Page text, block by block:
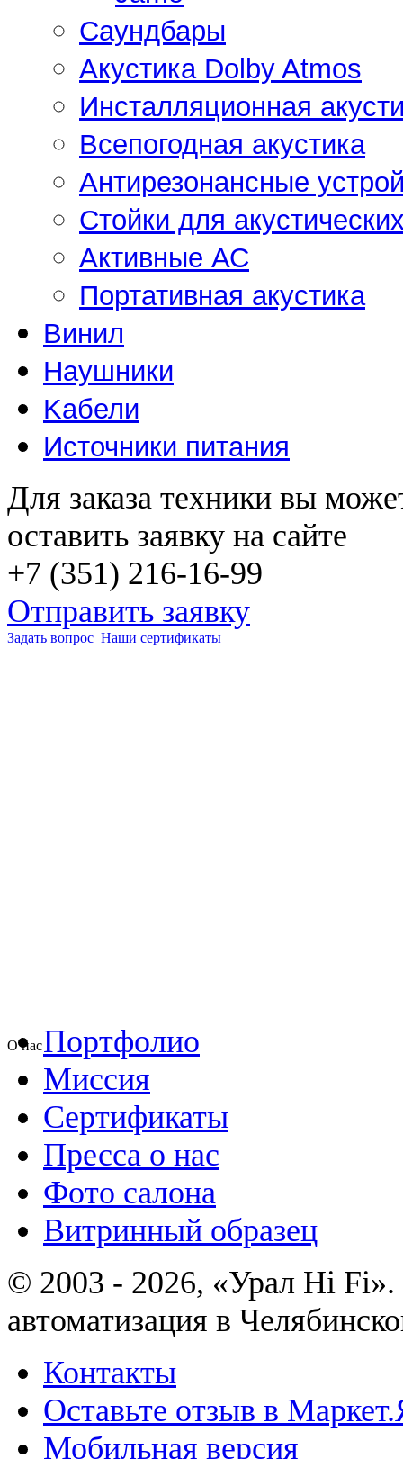
Саундбары
Акустика Dolby Atmos
Инсталляционная
Всепогодная акустика
Антирезонансные
Стойки для
Активные АС
Портативная акустика
Винил
Наушники
Kабели
Источники питания
Для заказа техники вы
оставить заявку на сайте
+7 (351) 216-16-99
Отправить заявку
Задать вопрос Наши сертификаты
О насПортфолио
Миссия
Сертификаты
Пресса о нас
Фото салона
Витринный образец
© 2003 - 2026, «Урал Hi
автоматизация в
Контакты
Оставьте отзыв в
Мобильная версия